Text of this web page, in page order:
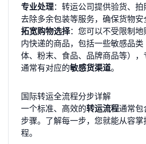
专业处理：转运公司提供验货、拍
去除多余包装等服务，确保货物安
拓宽购物选择：您可以不受限制地
内快递的商品，包括一些敏感品
体、粉末、食品、品牌商品等），
通常有对应的敏感货渠道。
国际转运全流程分步详解
一个标准、高效的转运流程通常包
步骤。了解每一步，您就能从容
程。